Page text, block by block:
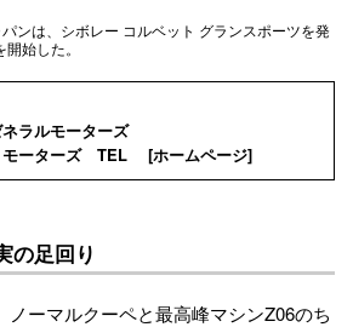
ンは、シボレー コルベット グランスポーツを発
始した。
ラルモーターズ
モーターズ TEL [ホームページ]
の足回り
ーマルクーペと最高峰マシンZ06のち